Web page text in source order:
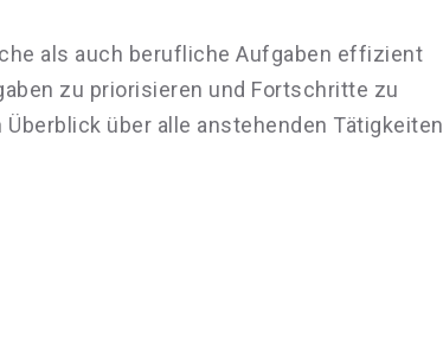
als auch berufliche Aufgaben effizient
zu priorisieren und Fortschritte zu
über alle anstehenden Tätigkeiten